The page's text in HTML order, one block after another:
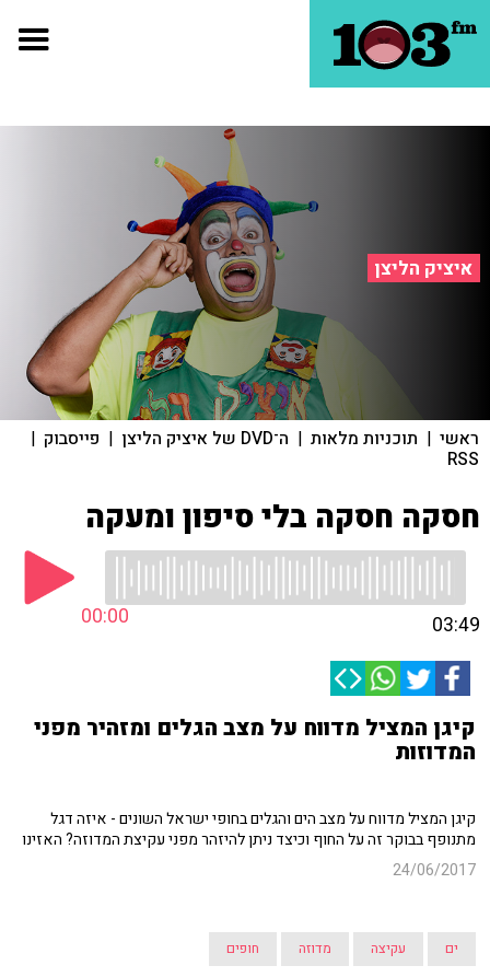
איציק הליצן
ראשי | תוכניות מלאות | ה־DVD של איציק הליצן | פייסבוק |
RSS
חסקה חסקה בלי סיפון ומעקה
00:00 03:49
קיגן המציל מדווח על מצב הגלים ומזהיר מפני
המדוזות
קיגן המציל מדווח על מצב הים והגלים בחופי ישראל השונים - איזה דגל
מתנופף בבוקר זה על החוף וכיצד ניתן להיזהר מפני עקיצת המדוזה? האזינו
24/06/2017
ים עקיצה מדוזה חופים